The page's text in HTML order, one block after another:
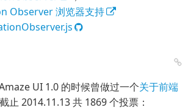
Observer 浏览器支持
UI 1.0 的时候曾做过一个关于前端
截止 2014.11.13 共 1869 个投票：